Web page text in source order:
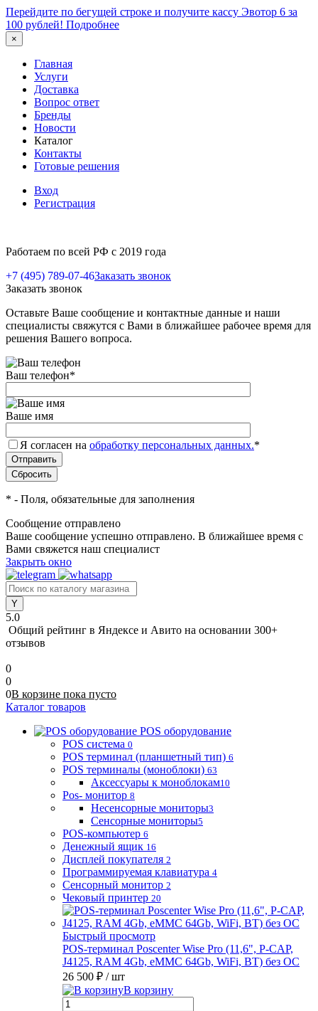
Перейдите по бегущей строке и получите кассу Эвотор 6 за
100 рублей! Подробнее
×
Главная
Услуги
Доставка
Вопрос ответ
Бренды
Новости
Каталог
Контакты
Готовые решения
Вход
Регистрация
Работаем по всей РФ с 2019 года
+7 (495) 789-07-46Заказать звонок
Заказать звонок
Оставьте Ваше сообщение и контактные данные и наши
специалисты свяжутся с Вами в ближайшее рабочее время для
решения Вашего вопроса.
Ваш телефон*
Ваше имя
Я согласен на обработку персональных данных.*
* - Поля, обязательные для заполнения
Сообщение отправлено
Ваше сообщение успешно отправлено. В ближайшее время с
Вами свяжется наш специалист
Закрыть окно
5.0
Общий рейтинг в Яндексе и Авито на основании 300+
отзывов
0
0
0В корзине пока пусто
Каталог товаров
POS оборудование
POS система 0
POS терминал (планшетный тип) 6
POS терминалы (моноблоки) 63
Аксессуары к моноблокам10
Pos- монитор 8
Несенсорные мониторы3
Сенсорные мониторы5
POS-компьютер 6
Денежный ящик 16
Дисплей покупателя 2
Программируемая клавиатура 4
Сенсорный монитор 2
Чековый принтер 20
Быстрый просмотр
POS-терминал Poscenter Wise Pro (11,6", P-CAP,
J4125, RAM 4Gb, eMMC 64Gb, WiFi, BT) без ОС
26 500 ₽ / шт
В корзину